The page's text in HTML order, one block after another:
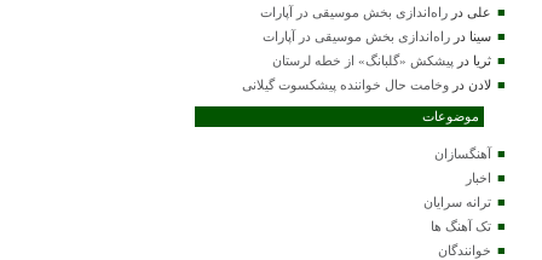
علی در راه‌اندازی بخش موسیقی در آپارات
سینا در راه‌اندازی بخش موسیقی در آپارات
ثریا در پیشکش «گلبانگ» از خطه لرستان
لادن در وخامت حال خواننده پیشکسوت گیلانی
موضوعات
آهنگسازان
اخبار
ترانه سرایان
تک آهنگ ها
خوانندگان